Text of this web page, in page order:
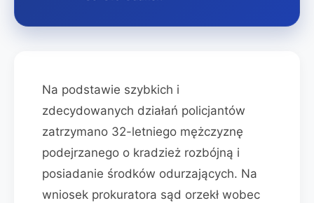
Na podstawie szybkich i
zdecydowanych działań policjantów
zatrzymano 32-letniego mężczyznę
podejrzanego o kradzież rozbójną i
posiadanie środków odurzających. Na
wniosek prokuratora sąd orzekł wobec